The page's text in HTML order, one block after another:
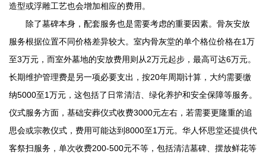
造型或浮雕工艺也会增加相应的费用。
除了墓碑本身，配套服务也是需要考虑的重要因素。骨灰安放
服务根据位置不同价格差异较大。室内骨灰堂的单个格位价格在1万
至3万元，而室外墓地的安放费用则从2万元起步，最高可达6万元。
长期维护管理费是另一项必要支出，按20年周期计算，大约需要缴
纳5000至1万元，这包括了日常清洁、绿化养护和安全保障等服务。
仪式服务方面，基础安葬仪式收费3000元左右，若需要更隆重的追
思会或宗教仪式，费用可能达到8000至1万元。 华人怀思堂还提供代
客祭扫服务，单次收费200-500元不等，包括清洁墓碑、摆放鲜花等